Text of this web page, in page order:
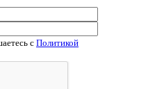
cПолитикой